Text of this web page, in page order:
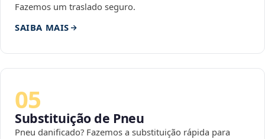
Fazemos um traslado seguro.
SAIBA MAIS
05
Substituição de Pneu
Pneu danificado? Fazemos a substituição rápida para